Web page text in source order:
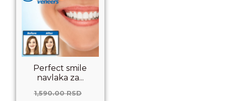
Perfect smile
navlaka za...
1,590.00RSD